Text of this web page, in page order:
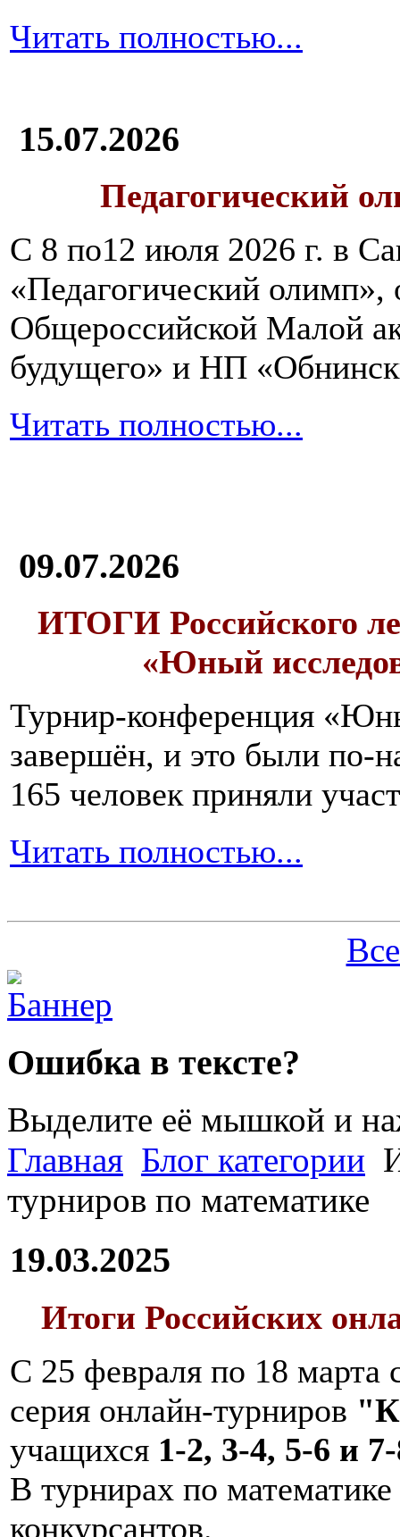
Читать полностью...
15.07.2026
Педагогический
С 8 по12 июля 2026 г. в
«Педагогический олимп»,
Общероссийской Малой
будущего» и НП
Читать полностью...
09.07.2026
ИТОГИ Российского
«Юный
Турнир-конференция
завершён, и это были по-
165 человек приняли
Читать полностью...
Ошибка в тексте?
Выделите её мышкой и
Главная Блог категории
турниров по математике
19.03.2025
Итоги Российских
С 25 февраля по 18
серия онлайн-турниров
учащихся 1-2, 3-4, 5-6 и
В турнирах по
конкурсантов.